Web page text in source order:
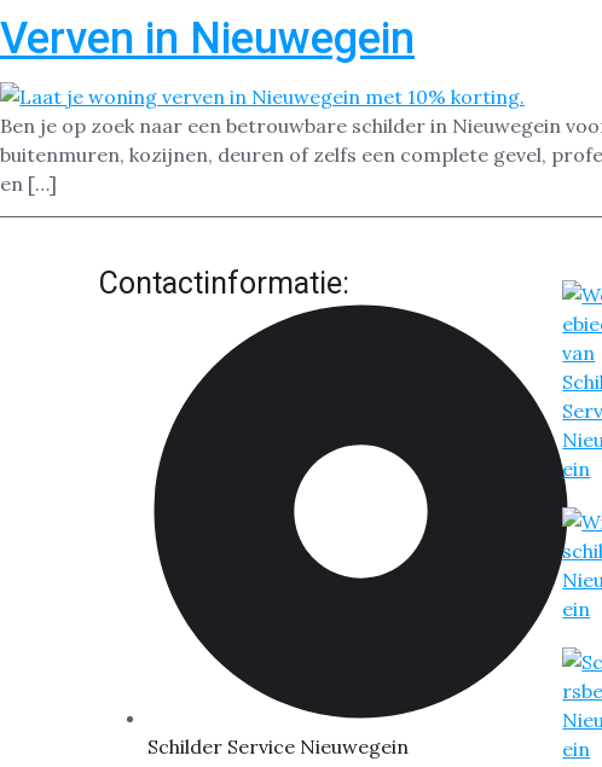
Verven in Nieuwegein
Ben je op zoek naar een betrouwbare schilder in Nieuwegein
buitenmuren, kozijnen, deuren of zelfs een complete gevel,
en […]
Contactinformatie:
Schilder Service Nieuwegein